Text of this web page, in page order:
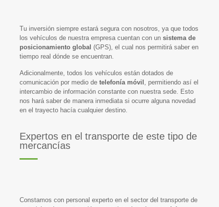
Tu inversión siempre estará segura con nosotros, ya que todos
los vehículos de nuestra empresa cuentan con unsistema de
posicionamiento global (GPS), el cual nos permitirá saber en
tiempo real dónde se encuentran.
Adicionalmente, todos los vehículos están dotados de
comunicación por medio detelefonía móvil , permitiendo así el
intercambio de información constante con nuestra sede. Esto
nos hará saber de manera inmediata si ocurre alguna novedad
en el trayecto hacía cualquier destino.
Expertos en el transporte de este tipo de
mercancías
Constamos con personal experto en el sector del transporte de